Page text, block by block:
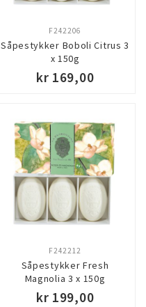
Såpestykker Boboli Citrus 3
x 150g
F242206
kr 169,00
Såpestykker Fresh
Magnolia 3 x 150g
F242212
kr 199,00